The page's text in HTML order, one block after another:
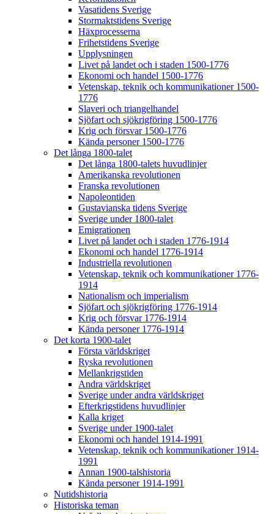
Vasatidens Sverige
Stormaktstidens Sverige
Häxprocesserna
Frihetstidens Sverige
Upplysningen
Livet på landet och i staden 1500-1776
Ekonomi och handel 1500-1776
Vetenskap, teknik och kommunikationer 1500-
1776
Slaveri och triangelhandel
Sjöfart och sjökrigföring 1500-1776
Krig och försvar 1500-1776
Kända personer 1500-1776
Det långa 1800-talet
Det långa 1800-talets huvudlinjer
Amerikanska revolutionen
Franska revolutionen
Napoleontiden
Gustavianska tidens Sverige
Sverige under 1800-talet
Emigrationen
Livet på landet och i staden 1776-1914
Ekonomi och handel 1776-1914
Industriella revolutionen
Vetenskap, teknik och kommunikationer 1776-
1914
Nationalism och imperialism
Sjöfart och sjökrigföring 1776-1914
Krig och försvar 1776-1914
Kända personer 1776-1914
Det korta 1900-talet
Första världskriget
Ryska revolutionen
Mellankrigstiden
Andra världskriget
Sverige under andra världskriget
Efterkrigstidens huvudlinjer
Kalla kriget
Sverige under 1900-talet
Ekonomi och handel 1914-1991
Vetenskap, teknik och kommunikationer 1914-
1991
Annan 1900-talshistoria
Kända personer 1914-1991
Nutidshistoria
Historiska teman